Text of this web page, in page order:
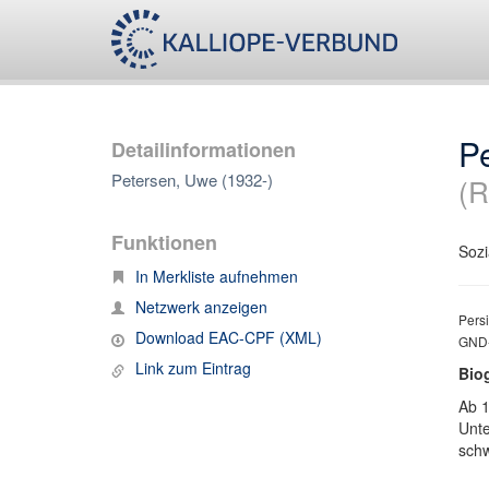
Detailinformationen
Petersen, Uwe (1932-)
Funktionen
In Merkliste aufnehmen
Netzwerk anzeigen
Download EAC-CPF (XML)
Link zum Eintrag
Ab